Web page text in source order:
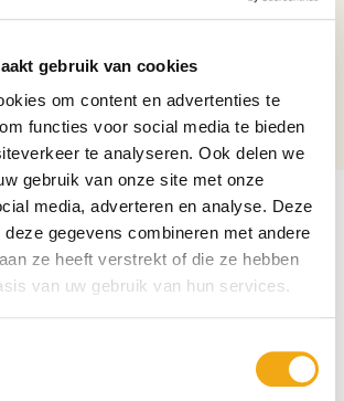
gebruik van cookies
om content en advertenties te
functies voor social media te bieden
te analyseren. Ook delen we
gebruik van onze site met onze
media, adverteren en analyse. Deze
deze gegevens combineren met andere
ze heeft verstrekt of die ze hebben
van uw gebruik van hun services.
Wijnpakket